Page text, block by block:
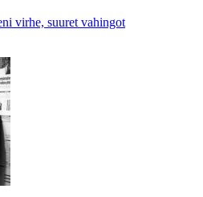
virhe, suuret vahingot